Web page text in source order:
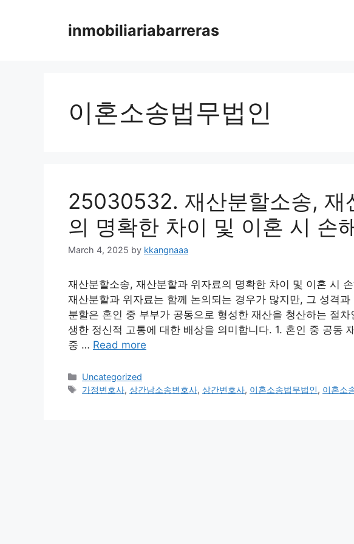
inmobiliariabarreras
이혼소송법무법인
25030532. 재산분할소송, 재
의 명확한 차이 및 이혼 시 손
March 4, 2025 by kkangnaaa
재산분할소송, 재산분할과 위자료의 명확한 차이 및 이혼 시
재산분할과 위자료는 함께 논의되는 경우가 많지만, 그 성격
분할은 혼인 중 부부가 공동으로 형성한 재산을 청산하는 절
생한 정신적 고통에 대한 배상을 의미합니다. 1. 혼인 중 공동
중 … Read more
Categories
Uncategorized
Tags
가정변호사,상간남소송변호사,상간변호사, 이혼소송법무법인, 이혼소